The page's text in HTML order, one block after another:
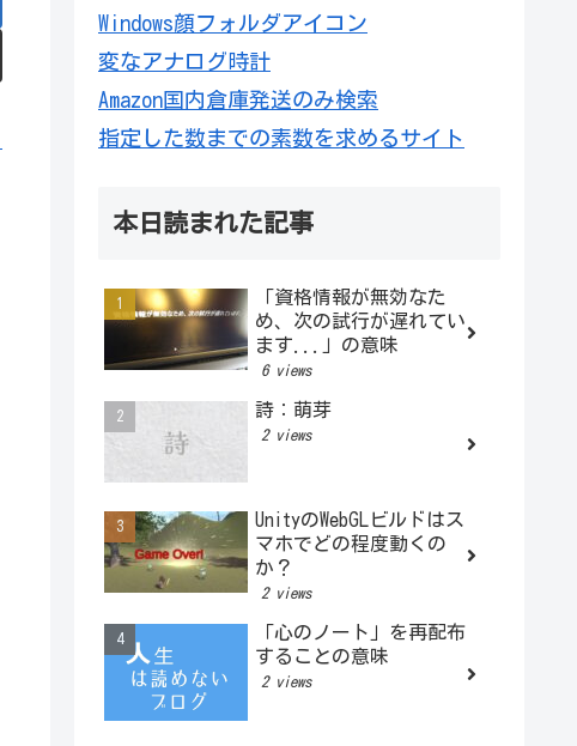
Windows顔フォルダアイコン
変なアナログ時計
Amazon国内倉庫発送のみ検索
指定した数までの素数を求めるサイト
本日読まれた記事
「資格情報が無効なた
め、次の試行が遅れてい
ます...」の意味
6 views
詩：萌芽
2 views
UnityのWebGLビルドはス
マホでどの程度動くの
か？
2 views
「心のノート」を再配布
することの意味
2 views